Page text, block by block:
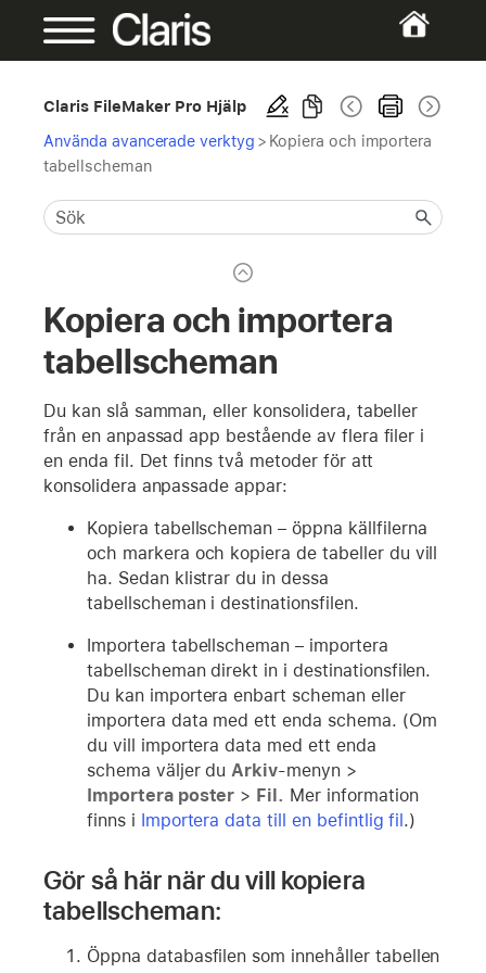
Claris FileMaker Pro Hjälp
Använda avancerade verktyg > Kopiera och importera
tabellscheman
Kopiera och importera
tabellscheman
Du kan slå samman, eller konsolidera, tabeller
från en anpassad app bestående av flera filer i
en enda fil. Det finns två metoder för att
konsolidera anpassade appar:
Kopiera tabellscheman – öppna källfilerna
och markera och kopiera de tabeller du vill
ha. Sedan klistrar du in dessa
tabellscheman i destinationsfilen.
Importera tabellscheman – importera
tabellscheman direkt in i destinationsfilen.
Du kan importera enbart scheman eller
importera data med ett enda schema. (Om
du vill importera data med ett enda
schema väljer duArkiv-menyn >
Importera poster > Fil. Mer information
finns i Importera data till en befintlig fil.)
Gör så här när du vill kopiera
tabellscheman:
Öppna databasfilen som innehåller tabellen